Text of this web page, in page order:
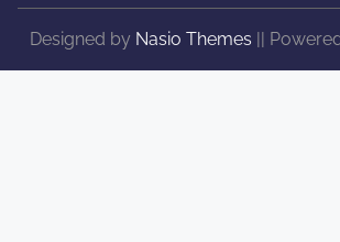
Designed by Nasio Themes ||